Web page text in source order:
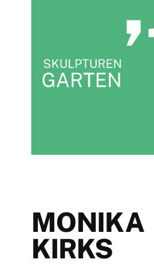
MONIKA
KIRKS